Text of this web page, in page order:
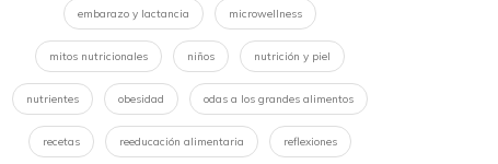
embarazo y lactancia microwellness
mitos nutricionales niños nutrición y piel
nutrientes obesidad odas a los grandes alimentos
recetas reeducación alimentaria reflexiones